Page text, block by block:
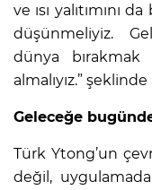
ve ısı yalıtımını
düşünmeliyiz.
dünya
almalıyız.”
Geleceğe
Türk Ytong’un
değil,